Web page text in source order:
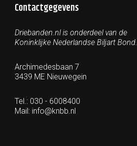
Contactgegevens
Driebanden.nl is onderdeel van de
Koninklijke Nederlandse Biljart Bond.
Archimedesbaan 7
3439 ME Nieuwegein
Tel.: 030 - 6008400
Mail: info@knbb.nl